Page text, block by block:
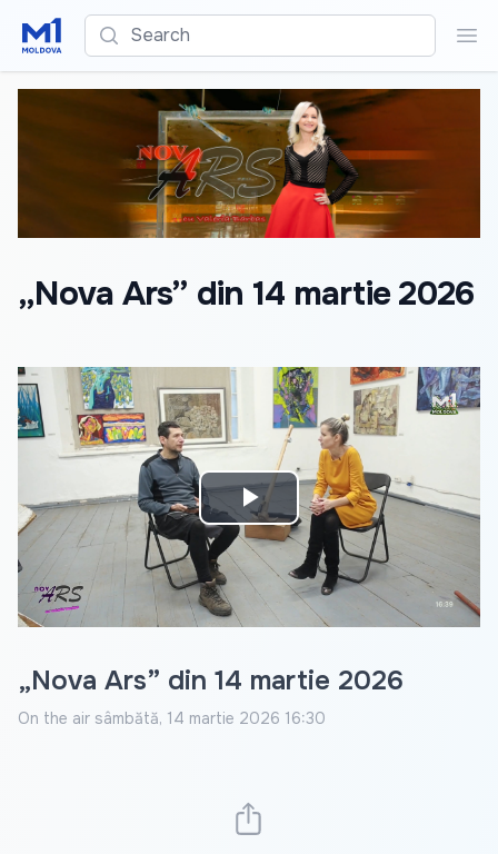
Search
„Nova Ars” din 14 martie 2026
Play
Video
„Nova Ars” din 14 martie 2026
On the air sâmbătă, 14 martie 2026 16:30